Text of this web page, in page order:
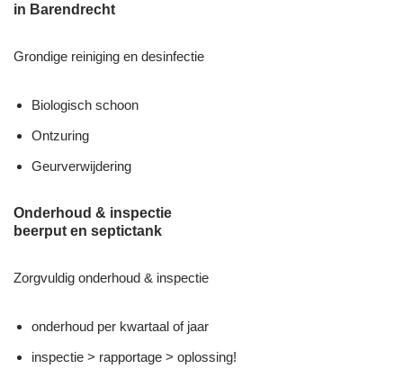
in Barendrecht
Grondige reiniging en desinfectie
Biologisch schoon
Ontzuring
Geurverwijdering
Onderhoud & inspectie
beerput en septictank
Zorgvuldig onderhoud & inspectie
onderhoud per kwartaal of jaar
inspectie > rapportage > oplossing!